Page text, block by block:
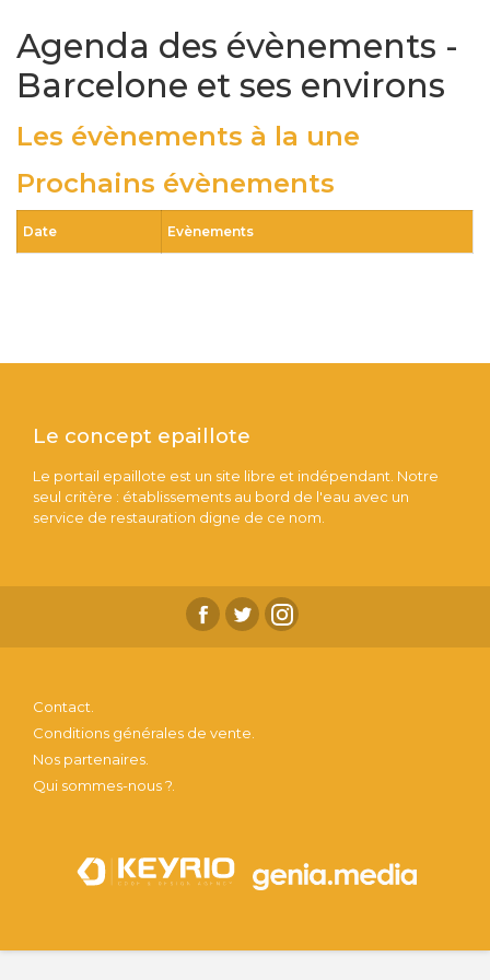
Agenda des évènements -
Barcelone et ses environs
Les évènements à la une
Prochains évènements
Date Evènements
Le concept epaillote
Le portail epaillote est un site libre et indépendant. Notre
seul critère : établissements au bord de l'eau avec un
service de restauration digne de ce nom.
Contact.
Conditions générales de vente.
Nos partenaires.
Qui sommes-nous ?.